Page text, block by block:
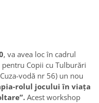
, va avea loc în cadrul
Copii cu Tulburări
vodă nr 56) un nou
rolul jocului în viaţa
Acest workshop